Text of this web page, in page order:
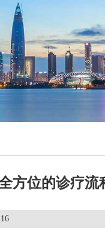
方位的诊疗流